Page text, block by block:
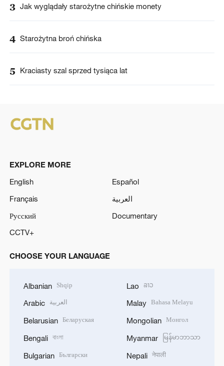
3 Jak wyglądały starożytne chińskie monety
4 Starożytna broń chińska
5 Kraciasty szal sprzed tysiąca lat
EXPLORE MORE
English
Español
Français
العربية
Русский
Documentary
CCTV+
CHOOSE YOUR LANGUAGE
Albanian Shqip
Arabic العربية
Belarusian Беларуская
Bengali বাংলা
Bulgarian Български
Lao ລາວ
Malay Bahasa Melayu
Mongolian Монгол
Myanmar မြန်မာဘာသာ
Nepali नेपाली